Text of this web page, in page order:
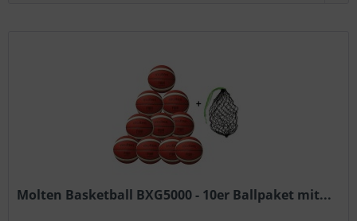
Molten Basketball BXG5000 - 10er Ballpaket mit...